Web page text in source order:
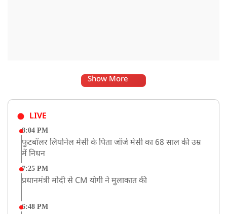
Show More
LIVE
8:04 PM
फुटबॉलर लियोनेल मेसी के पिता जॉर्ज मेसी का 68 साल की उम्र
में निधन
7:25 PM
प्रधानमंत्री मोदी से CM योगी ने मुलाकात की
6:48 PM